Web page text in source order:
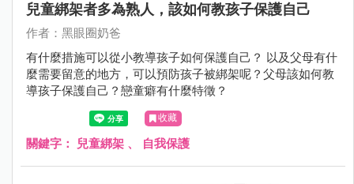
兒童綁架者多為熟人，該如何教孩子保護自己
作者：黑眼圈奶爸
有什麼措施可以從小教導孩子如何保護自己？ 以及父母有什
麼需要留意的地方，可以預防孩子被綁架呢？父母該如何教
導孩子保護自己？戀童癖有什麼特徵？
收藏
關鍵字： 兒童綁架 、 自我保護